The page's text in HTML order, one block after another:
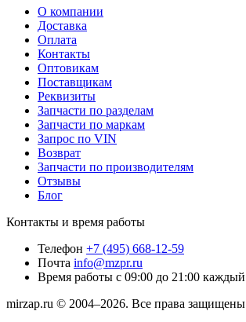
О компании
Доставка
Оплата
Контакты
Оптовикам
Поставщикам
Реквизиты
Запчасти по разделам
Запчасти по маркам
Запрос по VIN
Возврат
Запчасти по производителям
Отзывы
Блог
Контакты и время работы
Телефон +7 (495) 668-12-59
Почта info@mzpr.ru
Время работы с 09:00 до 21:00
mirzap.ru © 2004–2026. Все права